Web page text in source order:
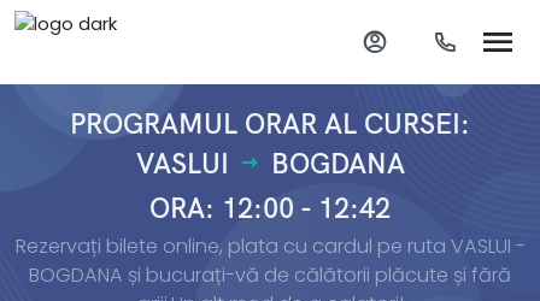
PROGRAMUL ORAR AL CURSEI:
VASLUI
BOGDANA
ORA: 12:00 - 12:42
Rezervați bilete online, plata cu cardul pe ruta VASLUI -
BOGDANA și bucurați-vă de călătorii plăcute și fără